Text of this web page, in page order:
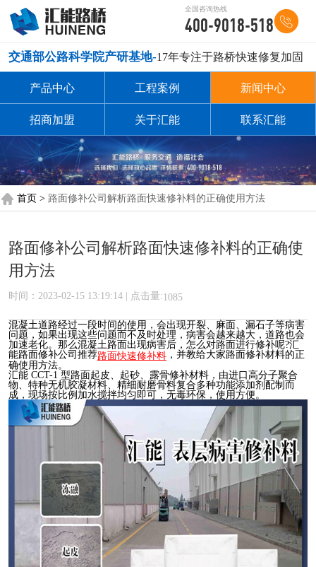
全国咨询热线
400-9018-518
交通部公路科学院产研基地-17年专注于路桥快速修复加固
产品中心 工程案例 新闻中心
招商加盟 关于汇能 联系汇能
首页 > 路面修补公司解析路面快速修补料的正确使用方法
路面修补公司解析路面快速修补料的正确使
用方法
时间：2023-02-15 13:19:14 | 点击量:1085
混凝土道路经过一段时间的使用，会出现开裂、麻面、漏石子等病害
问题，如果出现这些问题而不及时处理，病害会越来越大，道路也会
加速老化。那么混凝土路面出现病害后，怎么对路面进行修补呢?汇
能路面修补公司推荐路面快速修补料，并教给大家路面修补材料的正
确使用方法。
汇能 CCT-1 型路面起皮、起砂、露骨修补材料，由进口高分子聚合
物、特种无机胶凝材料、精细耐磨骨料复合多种功能添加剂配制而
成，现场按比例加水搅拌均匀即可，无毒环保，使用方便。